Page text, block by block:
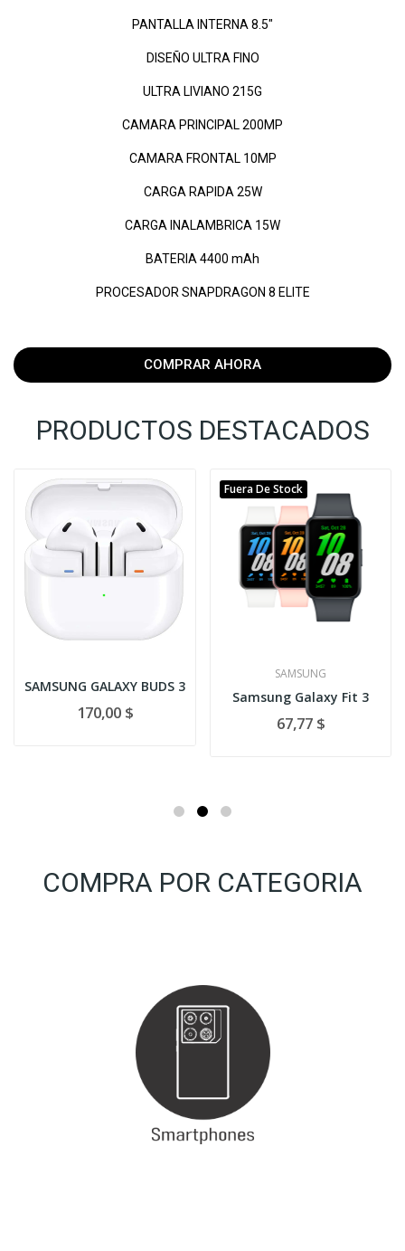
PANTALLA INTERNA 8.5"
DISEÑO ULTRA FINO
ULTRA LIVIANO 215G
CAMARA PRINCIPAL 200MP
CAMARA FRONTAL 10MP
CARGA RAPIDA 25W
CARGA INALAMBRICA 15W
BATERIA 4400 mAh
PROCESADOR SNAPDRAGON 8 ELITE
COMPRAR AHORA
PRODUCTOS DESTACADOS
SAMSUNG GALAXY BUDS 3
170,00 $
Fuera De Stock
SAMSUNG
Samsung Galaxy Fit 3
67,77 $
COMPRA POR CATEGORIA